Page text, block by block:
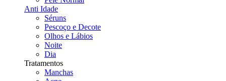
Anti Idade
Séruns
Pescoço e Decote
Olhos e Lábios
Noite
Dia
Tratamentos
Manchas